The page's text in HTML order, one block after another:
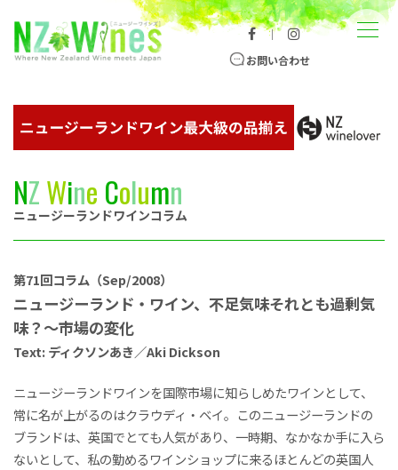
ニュージーランドワイン総合サイト
｜
お問い合わせ
メニュー
NZWine Column
ニュージーランドワインコラム
第71回コラム（Sep/2008）
ニュージーランド・ワイン、不足気味それとも過剰気
味？～市場の変化
Text: ディクソンあき／Aki Dickson
ニュージーランドワインを国際市場に知らしめたワインとして、
常に名が上がるのはクラウディ・ベイ。このニュージーランドの
ブランドは、英国でとても人気があり、一時期、なかなか手に入ら
ないとして、私の勤めるワインショップに来るほとんどの英国人